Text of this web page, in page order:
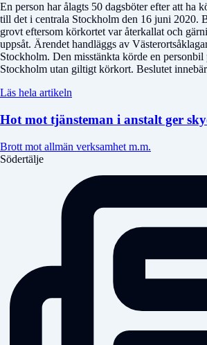
En person har ålagts 50 dagsböter efter att ha
till det i centrala Stockholm den 16 juni 2020.
grovt eftersom körkortet var återkallat och
uppsåt. Ärendet handläggs av
Stockholm. Den misstänkta körde en personbil
Stockholm utan giltigt körkort. Beslutet
Läs hela artikeln
Hot mot tjänsteman i anstalt ger
Brott mot allmän verksamhet m.m.
Södertälje